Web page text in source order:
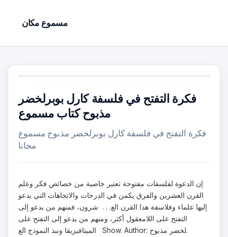
مسموع مكان
فكرة التفتح في فلسفة كارل بوبرلخضر
مذبوح كتاب مسموع
فكرة التفتح في فلسفة كارل بوبرلخضر مذبوح مسموع
مجانا
إن الدعوة لفلسفات مفتوحة تعتبر خاصية من خصائص فكر وعلم
القرن العشرين والفرق يكمن في الدرجات والاتجاهات التي يدعو
إليها علماء وفلاسفة هذا القرن الع. . . شرون، فمنهم من يدعو إلى
التفتح على اللامعقول أكثر، ومنهم من يدعو إلى التفتح على
الميتافيزيقا ونبذ النموذج الع Show. Author: لخضر مذبوح.